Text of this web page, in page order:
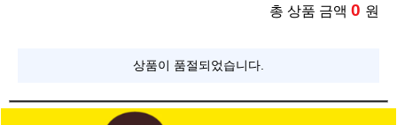
총 상품 금액 0 원
상품이 품절되었습니다.